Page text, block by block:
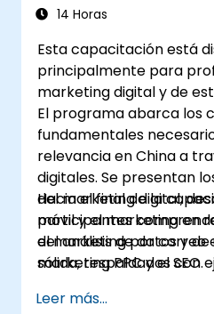
14 Horas
Esta capacitación está
principalmente para
marketing digital y de
El programa abarca los
fundamentales
relevancia en China a
digitales. Se presentan
del marketing digital,
móvil y el marketing en
el marketing por correo
marketing PPC y el SEO.
Hacia el final de la
participantes
del análisis de datos y
sólida, respaldados con
Leer más...